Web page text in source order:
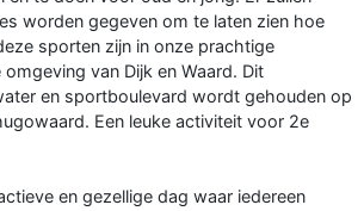
worden gegeven om te laten zien hoe
sporten zijn in onze prachtige
van Dijk en Waard. Dit
en sportboulevard wordt gehouden op
Een leuke activiteit voor 2e
en gezellige dag waar iedereen